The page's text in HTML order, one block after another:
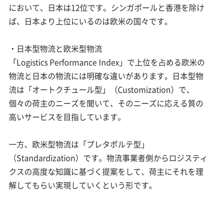
において、日本は12位です。シンガポールと香港を除け
ば、日本より上位にいるのは欧米の国々です。
・日本型物流と欧米型物流
「Logistics Performance Index」で上位を占める欧米の
物流と日本の物流には明確な違いがあります。日本型物
流は「オートクチュール型」（Customization）で、
個々の荷主のニーズを聞いて、そのニーズに応える質の
高いサービスを目指しています。
一方、欧米型物流は「プレタポルテ型」
（Standardization）です。物流事業者側からロジスティ
クスの高度な知識に基づく提案をして、荷主にそれを理
解してもらい実現していくという形です。